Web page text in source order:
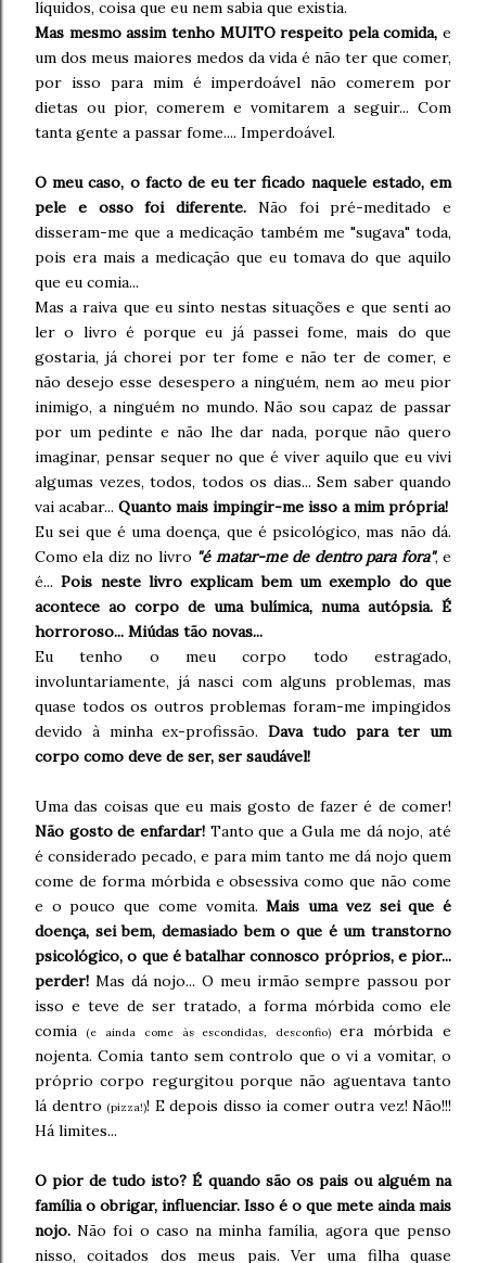
líquidos, coisa que eu nem sabia que existia.
Mas mesmo assim tenho MUITO respeito pela comida, e
um dos meus maiores medos da vida é não ter que comer,
por isso para mim é imperdoável não comerem por
dietas ou pior, comerem e vomitarem a seguir... Com
tanta gente a passar fome.... Imperdoável.
O meu caso, o facto de eu ter ficado naquele estado, em
pele e osso foi diferente. Não foi pré-meditado e
disseram-me que a medicação também me "sugava" toda,
pois era mais a medicação que eu tomava do que aquilo
que eu comia...
Mas a raiva que eu sinto nestas situações e que senti ao
ler o livro é porque eu já passei fome, mais do que
gostaria, já chorei por ter fome e não ter de comer, e
não desejo esse desespero a ninguém, nem ao meu pior
inimigo, a ninguém no mundo. Não sou capaz de passar
por um pedinte e não lhe dar nada, porque não quero
imaginar, pensar sequer no que é viver aquilo que eu vivi
algumas vezes, todos, todos os dias... Sem saber quando
vai acabar... Quanto mais impingir-me isso a mim própria!
Eu sei que é uma doença, que é psicológico, mas não dá.
Como ela diz no livro "é matar-me de dentro para fora", e
é...Pois neste livro explicam bem um exemplo do que
acontece ao corpo de uma bulímica, numa autópsia. É
horroroso... Miúdas tão novas...
Eu tenho o meu corpo todo estragado,
involuntariamente, já nasci com alguns problemas, mas
quase todos os outros problemas foram-me impingidos
devido à minha ex-profissão. Dava tudo para ter um
corpo como deve de ser, ser saudável!
Uma das coisas que eu mais gosto de fazer é de comer!
Não gosto de enfardar! Tanto que a Gula me dá nojo, até
é considerado pecado, e para mim tanto me dá nojo quem
come de forma mórbida e obsessiva como que não come
e o pouco que come vomita. Mais uma vez sei que é
doença, sei bem, demasiado bem o que é um transtorno
psicológico, o que é batalhar connosco próprios, e pior...
perder! Mas dá nojo... O meu irmão sempre passou por
isso e teve de ser tratado, a forma mórbida como ele
comia (e ainda come às escondidas, desconfio)era mórbida e
nojenta. Comia tanto sem controlo que o vi a vomitar, o
próprio corpo regurgitou porque não aguentava tanto
lá dentro (pizza!)! E depois disso ia comer outra vez! Não!!!
Há limites...
O pior de tudo isto? É quando são os pais ou alguém na
família o obrigar, influenciar. Isso é o que mete ainda mais
nojo.Não foi o caso na minha família, agora que penso
nisso, coitados dos meus pais. Ver uma filha quase